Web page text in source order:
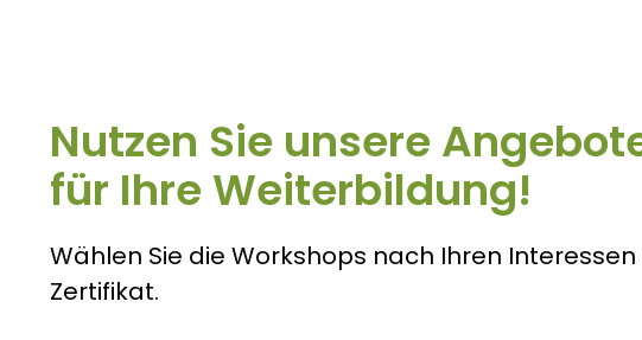
Nutzen Sie unsere
für Ihre Weiterbildung!
Wählen Sie die Workshops nach Ihren
Zertifikat.